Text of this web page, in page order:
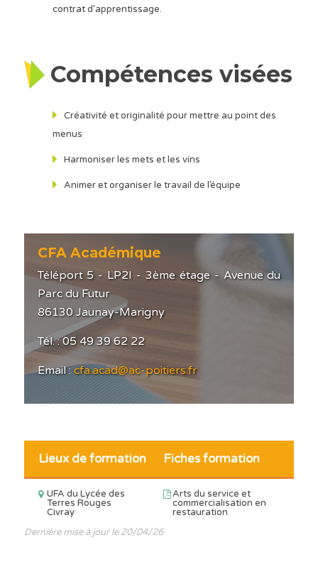
contrat d’apprentissage.
Compétences visées
Créativité et originalité pour mettre au point des
menus
Harmoniser les mets et les vins
Animer et organiser le travail de l’équipe
CFA Académique
Téléport 5 - LP2I - 3ème étage - Avenue du
Parc du Futur
86130 Jaunay-Marigny
Tél. : 05 49 39 62 22
Email :cfa.acad@ac-poitiers.fr
Lieux de formation Fiches formation
UFA du Lycée des
Terres Rouges
Civray
Arts du service et
commercialisation en
restauration
Dernière mise à jour le 20/04/26